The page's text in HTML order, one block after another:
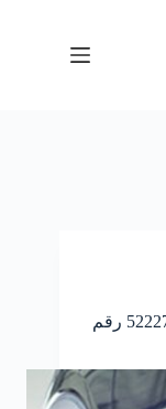
خدمة كهرباء السيارات جليب الشيوخ 52227338 رقم